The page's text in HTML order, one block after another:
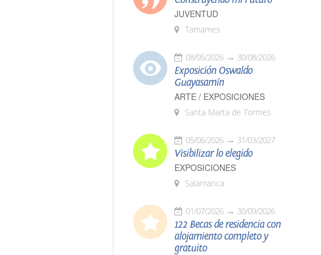
JUVENTUD
Tamames
08/05/2026 30/08/2026
Exposición Oswaldo
Guayasamín
ARTE / EXPOSICIONES
Santa Marta de Tormes
05/06/2026 31/03/2027
Visibilizar lo elegido
EXPOSICIONES
Salamanca
01/07/2026 30/09/2026
122 Becas de residencia con
alojamiento completo y
gratuito